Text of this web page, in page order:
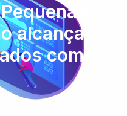
alcançar
com